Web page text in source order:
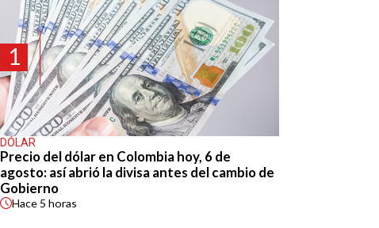
1
DÓLAR
Precio del dólar en Colombia hoy, 6 de
agosto: así abrió la divisa antes del cambio de
Gobierno
Hace 5 horas